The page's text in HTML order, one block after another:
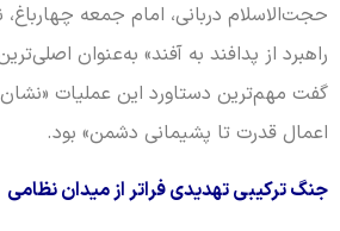
حجت‌الاسلام دربانی، امام جمعه چهارباغ،
راهبرد از پدافند به آفند» به‌عنوان
گفت مهم‌ترین دستاورد این عملیات
اعمال قدرت تا پشیمانی دشمن» بود.
جنگ ترکیبی تهدیدی فراتر از میدان نظامی